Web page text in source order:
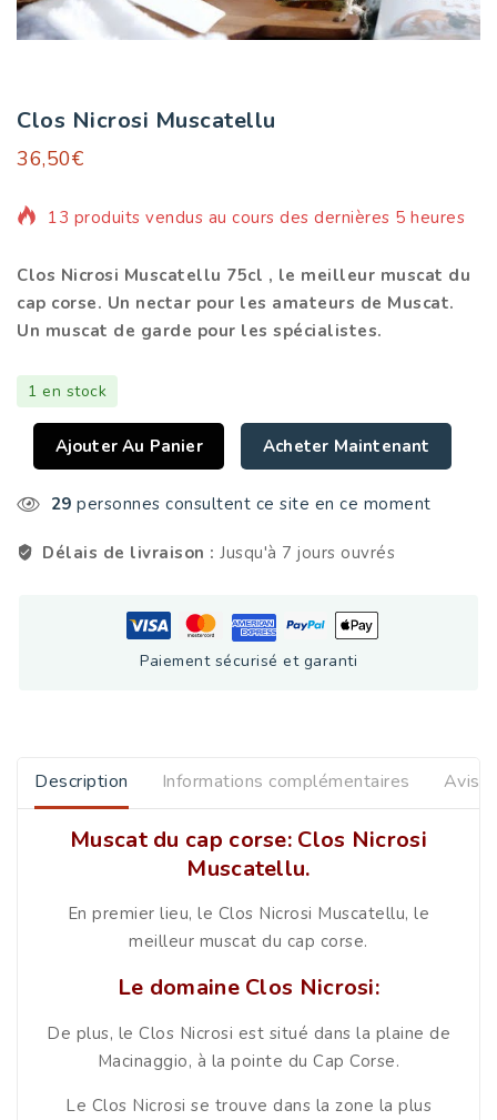
Clos Nicrosi Muscatellu
36,50€
13 produits vendus au cours des dernières 5 heures
Clos Nicrosi Muscatellu 75cl , le meilleur muscat du
cap corse. Un nectar pour les amateurs de Muscat.
Un muscat de garde pour les spécialistes.
1 en stock
Ajouter Au Panier Acheter Maintenant
29 personnes consultent ce site en ce moment
Délais de livraison :Jusqu'à 7 jours ouvrés
Paiement sécurisé et garanti
Description Informations complémentaires Avis
Muscat du cap corse: Clos Nicrosi
Muscatellu.
En premier lieu, le Clos Nicrosi Muscatellu, le
meilleur muscat du cap corse.
Le domaine Clos Nicrosi:
De plus, le Clos Nicrosi est situé dans la plaine de
Macinaggio, à la pointe du Cap Corse.
Le Clos Nicrosi se trouve dans la zone la plus